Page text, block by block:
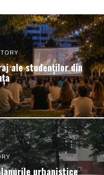
ale studenților din
urbanistice